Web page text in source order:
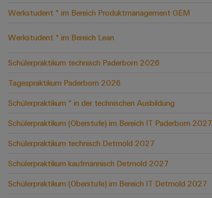
Werkstudent * im Bereich Produktmanagement OEM
Werkstudent * im Bereich Lean
Schülerpraktikum technisch Paderborn 2026
Tagespraktikum Paderborn 2026
Schülerpraktikum * in der technischen Ausbildung
Schülerpraktikum (Oberstufe) im Bereich IT Paderborn 2027
Schülerpraktikum technisch Detmold 2027
Schülerpraktikum kaufmännisch Detmold 2027
Schülerpraktikum (Oberstufe) im Bereich IT Detmold 2027